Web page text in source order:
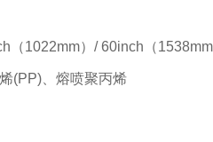
（1022mm）/ 60inch（1538mm
(PP)、熔喷聚丙烯